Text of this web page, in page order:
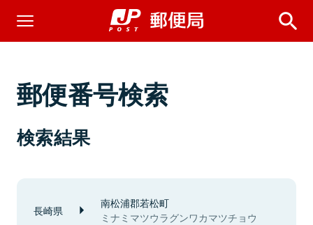
郵便番号検索
検索結果
長崎県 南松浦郡若松町
ミナミマツウラグンワカマツチョウ